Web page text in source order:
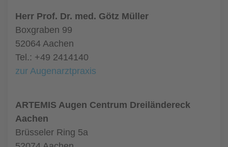
Herr Prof. Dr. med. Götz Müller
Boxgraben 99
52064 Aachen
Tel.: +49 2414140
zur Augenarztpraxis
ARTEMIS Augen Centrum Dreiländereck
Aachen
Brüsseler Ring 5a